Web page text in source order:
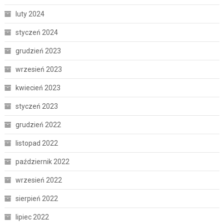
luty 2024
styczeń 2024
grudzień 2023
wrzesień 2023
kwiecień 2023
styczeń 2023
grudzień 2022
listopad 2022
październik 2022
wrzesień 2022
sierpień 2022
lipiec 2022